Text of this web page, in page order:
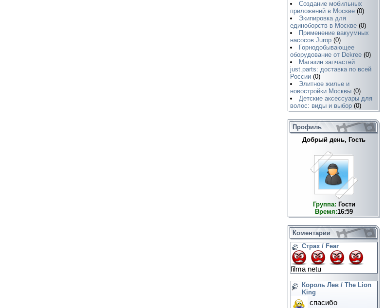
Создание мобильных
приложений в Москве (0)
Экипировка для
единоборств в Москве (0)
Применение вакуумных
насосов Jurop (0)
Горнодобывающее
оборудование от Dekree (0)
Магазин запчастей
just.parts: доставка по всей
России (0)
Элитное жилье и
новостройки Москвы (0)
Детские аксессуары для
волос: виды и выбор (0)
Профиль
Добрый день, Гость
Группа: Гости
Время:16:59
Коментарии
Страх / Fear
filma netu
Король Лев / The Lion
King
спасибо